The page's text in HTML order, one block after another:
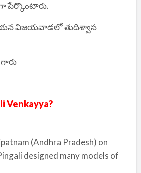
పేర్కొంటారు.
విజయవాడలో తుదిశ్వాస
Venkayya?
(Andhra Pradesh) on
designed many models of